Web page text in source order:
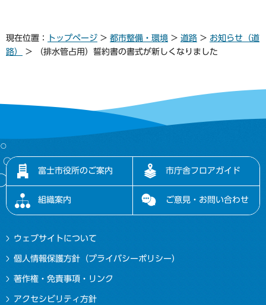
現在位置： トップページ > 都市整備・環境 > 道路 > お知らせ（道
路）
> （排水管占用）誓約書の書式が新しくなりました
富士市役所のご案内 市庁舎フロアガイド
組織案内 ご意見・お問い合わせ
ウェブサイトについて
個人情報保護方針（プライバシーポリシー）
著作権・免責事項・リンク
アクセシビリティ方針